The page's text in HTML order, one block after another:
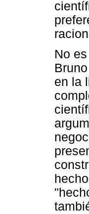
No
en la